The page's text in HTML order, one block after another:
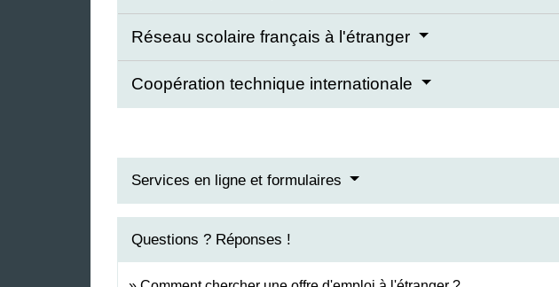
Réseau scolaire français à l'étranger
Coopération technique internationale
Services en ligne et formulaires
Questions ? Réponses !